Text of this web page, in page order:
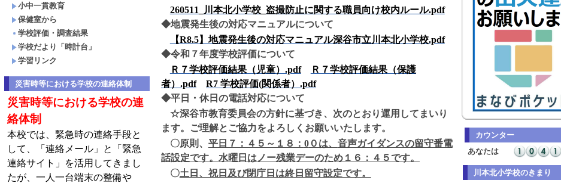
小中一貫教育
保健室から
学校評価・調査結果
学校だより「時計台」
学習リンク
災害時等における学校の連絡体制
災害時等における学校の連
絡体制
本校では、緊急時の連絡手段と
して、「連絡メール」と「緊急
連絡サイト」を活用してきまし
たが、一人一台端末の整備や
260511_
川本北小学校_ 盗撮防止に関する職員向け校内ルール.pdf
◆地震発生後の対応マニュアルについて
【R8.5】地震発生後の対応マニュアル深谷市立川本北小学校.pdf
◆令和７年度学校評価について
Ｒ７学校評価結果（児童）.pdf
Ｒ７学校評価結果（保護
者）.pdf
R7 学校評価(関係者）.pdf
◆平日・休日の電話対応について
☆深谷市教育委員会の方針に基づき、次のとおり運用してまいり
ます。
ご理解とご協力をよろしくお願いいたします。
〇原則、 平日７：４５～１８： 0０は、 音声ガイダンスの留守番電
話設定です。 水曜日はノー残業デーのため１６：４５です。
〇土日、祝日及び閉庁日は終日留守設定です。
カウンター
あなたは
川本北小学校のきまり